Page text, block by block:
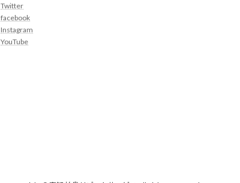
Twitter
facebook
Instagram
YouTube